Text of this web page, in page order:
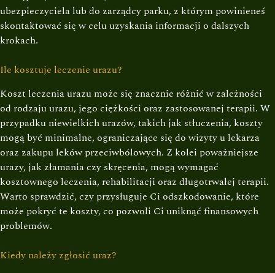
ubezpieczyciela lub do zarządcy parku, z którym powinieneś
skontaktować się w celu uzyskania informacji o dalszych
krokach.
Ile kosztuje leczenie urazu?
Koszt leczenia urazu może się znacznie różnić w zależności
od rodzaju urazu, jego ciężkości oraz zastosowanej terapii. W
przypadku niewielkich urazów, takich jak stłuczenia, koszty
mogą być minimalne, ograniczające się do wizyty u lekarza
oraz zakupu leków przeciwbólowych. Z kolei poważniejsze
urazy, jak złamania czy skręcenia, mogą wymagać
kosztownego leczenia, rehabilitacji oraz długotrwałej terapii.
Warto sprawdzić, czy przysługuje Ci odszkodowanie, które
może pokryć te koszty, co pozwoli Ci uniknąć finansowych
problemów.
Kiedy należy zgłosić uraz?